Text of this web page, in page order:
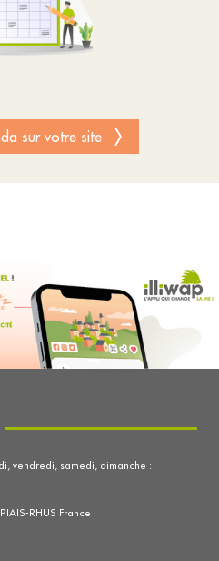
sur votre site
RHUS France
vendredi, samedi, dimanche :